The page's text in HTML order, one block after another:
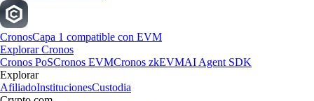
CronosCapa 1 compatible con EVM
Explorar Cronos
Cronos PoSCronos EVMCronos zkEVMAI Agent SDK
Explorar
AfiliadoInstitucionesCustodia